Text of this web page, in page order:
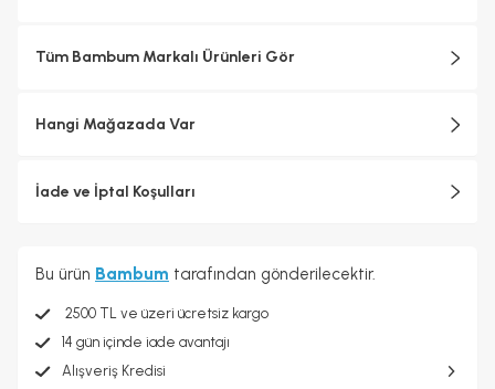
Tüm Bambum Markalı Ürünleri Gör
Hangi Mağazada Var
İade ve İptal Koşulları
Bu ürün Bambum tarafından gönderilecektir.
2500 TL ve üzeri ücretsiz kargo
14 gün içinde iade avantajı
Alışveriş Kredisi